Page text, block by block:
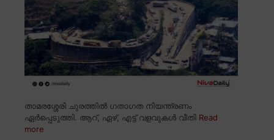
താമരശ്ശേരി ചുരത്തിൽ ഗതാഗത നിയന്ത്രണം
ഏർപ്പെടുത്തി. ആറ്, ഏഴ്, എട്ട് വളവുകൾ വീതി Read
more